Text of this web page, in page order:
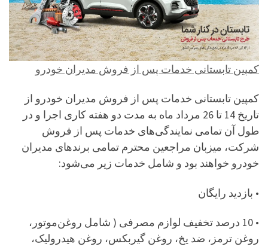
کمپین تابستانی خدمات پس از فروش مدیران خودرو
کمپین تابستانی خدمات پس از فروش مدیران خودرو از
تاریخ 14 تا 26 مرداد ماه به مدت دو هفته کاری اجرا و در
طول آن تمامی نمایندگی‌های خدمات پس از فروش
شرکت، میزبان مراجعین محترم تمامی برندهای مدیران
خودرو خواهند بود و شامل خدمات زیر می‌شود:
• بازدید رایگان
• 10 درصد تخفیف لوازم مصرفی ( شامل روغن‌موتور،
روغن ترمز، ضد یخ، روغن گیربکس، روغن هیدرولیک،